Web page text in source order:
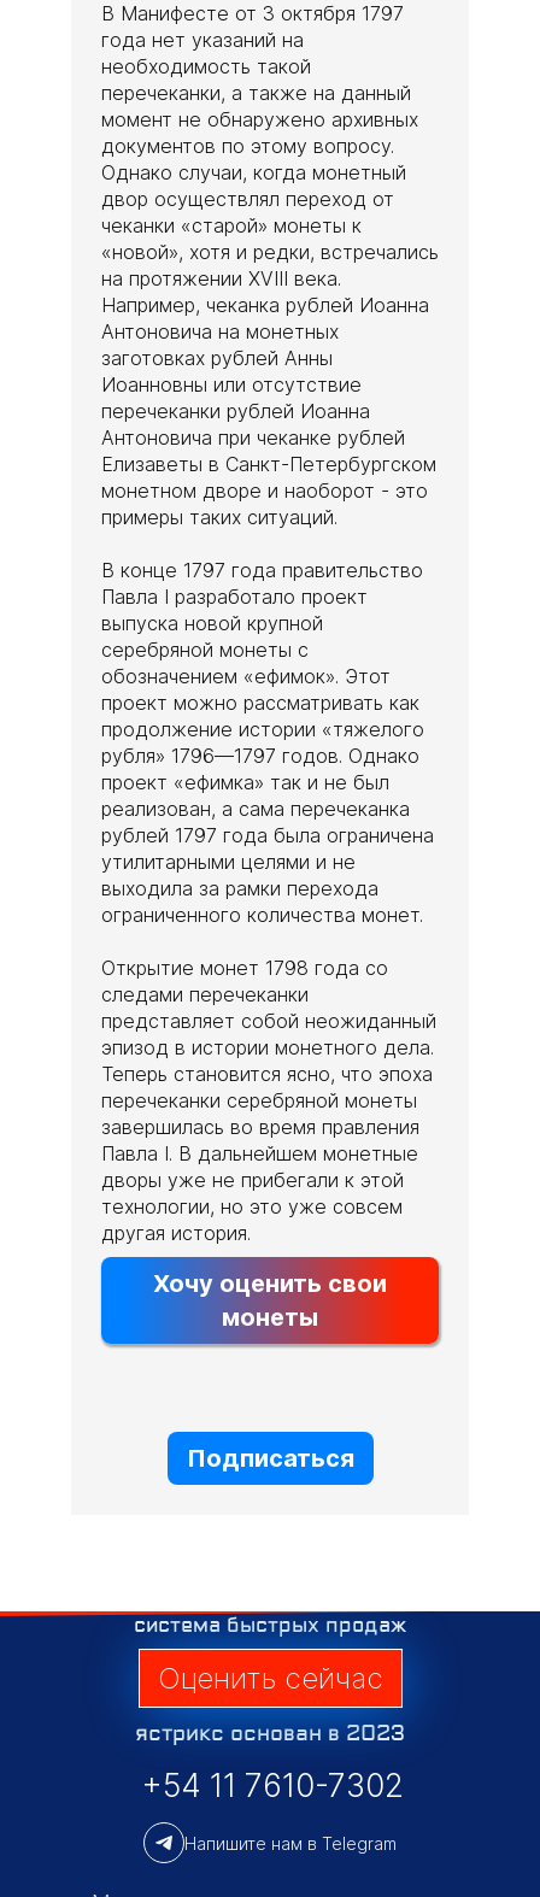
В Манифесте от 3 октября 1797
года нет указаний на
необходимость такой
перечеканки, а также на данный
момент не обнаружено архивных
документов по этому вопросу.
Однако случаи, когда монетный
двор осуществлял переход от
чеканки «старой» монеты к
«новой», хотя и редки, встречались
на протяжении XVIII века.
Например, чеканка рублей Иоанна
Антоновича на монетных
заготовках рублей Анны
Иоанновны или отсутствие
перечеканки рублей Иоанна
Антоновича при чеканке рублей
Елизаветы в Санкт-Петербургском
монетном дворе и наоборот - это
примеры таких ситуаций.
В конце 1797 года правительство
Павла I разработало проект
выпуска новой крупной
серебряной монеты с
обозначением «ефимок». Этот
проект можно рассматривать как
продолжение истории «тяжелого
рубля» 1796—1797 годов. Однако
проект «ефимка» так и не был
реализован, а сама перечеканка
рублей 1797 года была ограничена
утилитарными целями и не
выходила за рамки перехода
ограниченного количества монет.
Открытие монет 1798 года со
следами перечеканки
представляет собой неожиданный
эпизод в истории монетного дела.
Теперь становится ясно, что эпоха
перечеканки серебряной монеты
завершилась во время правления
Павла I. В дальнейшем монетные
дворы уже не прибегали к этой
технологии, но это уже совсем
другая история.
Хочу оценить свои
монеты
Подписаться
система быстрых продаж
Оценить сейчас
ястрикс основан в 2023
+54 11 7610-7302
Напишите нам в Telegram